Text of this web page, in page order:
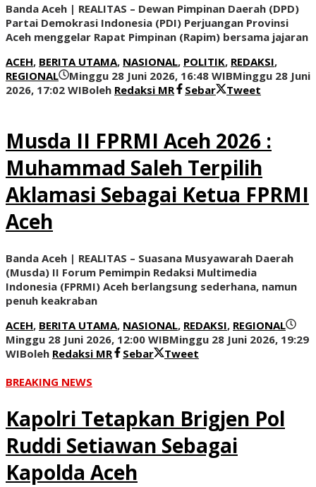
Banda Aceh | REALITAS – Dewan Pimpinan Daerah (DPD)
Partai Demokrasi Indonesia (PDI) Perjuangan Provinsi
Aceh menggelar Rapat Pimpinan (Rapim) bersama jajaran
ACEH, BERITA UTAMA, NASIONAL, POLITIK, REDAKSI,
REGIONAL
Minggu 28 Juni 2026, 16:48 WIBMinggu 28 Juni
2026, 17:02 WIBoleh Redaksi MR Sebar Tweet
Musda II FPRMI Aceh 2026 :
Muhammad Saleh Terpilih
Aklamasi Sebagai Ketua FPRMI
Aceh
Banda Aceh | REALITAS – Suasana Musyawarah Daerah
(Musda) II Forum Pemimpin Redaksi Multimedia
Indonesia (FPRMI) Aceh berlangsung sederhana, namun
penuh keakraban
ACEH, BERITA UTAMA, NASIONAL, REDAKSI, REGIONAL
Minggu 28 Juni 2026, 12:00 WIBMinggu 28 Juni 2026, 19:29
WIBoleh Redaksi MR Sebar
Tweet
BREAKING NEWS
Kapolri Tetapkan Brigjen Pol
Ruddi Setiawan Sebagai
Kapolda Aceh